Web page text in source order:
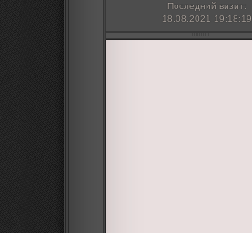
Последний визит:
18.08.2021 19:18:19